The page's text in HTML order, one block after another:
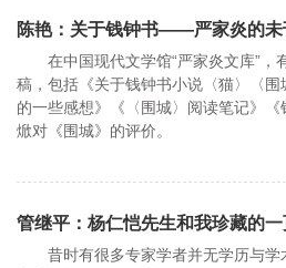
陈艳：关于钱钟书——严家炎的未
在中国现代文学馆“严家炎文库”，
稿，包括《关于钱钟书小说〈猫〉〈
的一些感想》《〈围城〉阅读笔记》
焮对《围城》的评价。
管继平：杨仁恺先生和我珍藏的
昔时有很多专家学者并无学历与学